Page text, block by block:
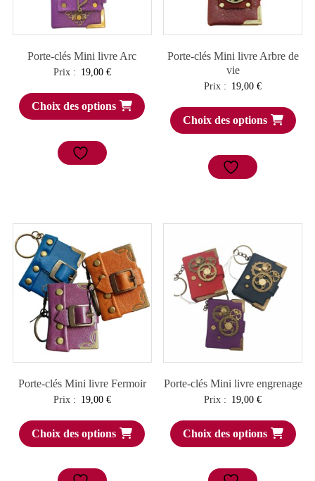
Porte-clés Mini livre Arc
Prix : 19,00 €
Choix des options
Porte-clés Mini livre Arbre de
vie
Prix : 19,00€
Choix des options
Porte-clés Mini livre Fermoir
Prix : 19,00 €
Choix des options
Porte-clés Mini livre engrenage
Prix : 19,00€
Choix des options